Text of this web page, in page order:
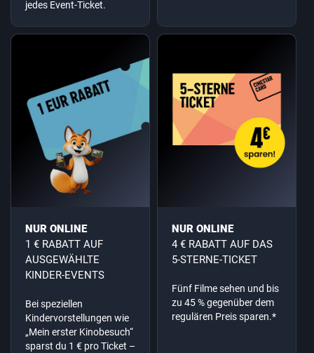
jedes Event-Ticket.
NUR ONLINE
1 € RABATT AUF
AUSGEWÄHLTE
KINDER-EVENTS
Bei speziellen
Kindervorstellungen wie
„Mein erster Kinobesuch“
sparst du 1 € pro Ticket –
NUR ONLINE
4 € RABATT AUF DAS
5-STERNE-TICKET
Fünf Filme sehen und bis
zu 45 % gegenüber dem
regulären Preis sparen.*